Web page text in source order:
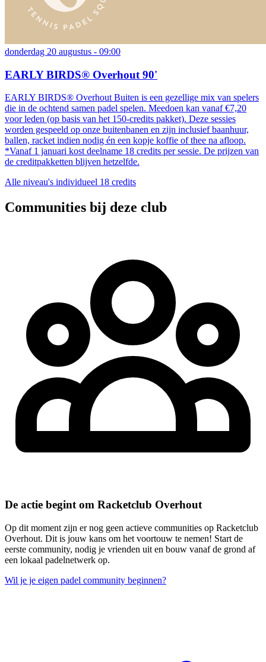
donderdag 20 augustus - 09:00
EARLY BIRDS® Overhout 90'
EARLY BIRDS® Overhout Buiten is een gezellige mix van spelers
die in de ochtend samen padel spelen. Meedoen kan vanaf €7,20
voor leden (op basis van het 150-credits pakket). Deze sessies
worden gespeeld op onze buitenbanen en zijn inclusief baanhuur,
ballen, racket indien nodig én een kopje koffie of thee na afloop.
*Vanaf 1 januari kost deelname 18 credits per sessie. De prijzen van
de creditpakketten blijven hetzelfde.
Alle niveau's individueel 18 credits
Communities bij deze club
De actie begint om Racketclub Overhout
Op dit moment zijn er nog geen actieve communities op Racketclub
Overhout. Dit is jouw kans om het voortouw te nemen! Start de
eerste community, nodig je vrienden uit en bouw vanaf de grond af
een lokaal padelnetwerk op.
Wil je je eigen padel community beginnen?